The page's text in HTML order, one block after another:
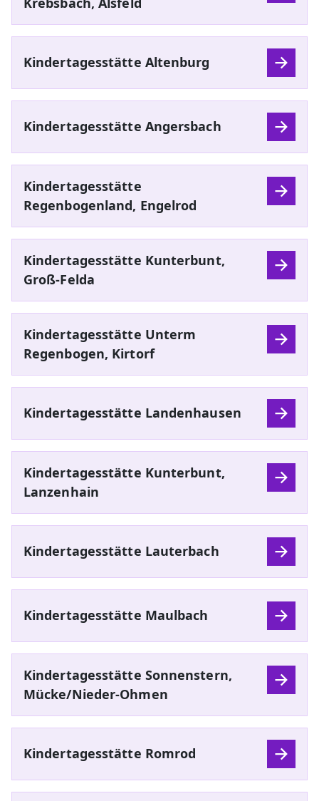
Kindertagesstätte Altenburg
Kindertagesstätte Angersbach
Kindertagesstätte
Regenbogenland, Engelrod
Kindertagesstätte Kunterbunt,
Groß-Felda
Kindertagesstätte Unterm
Regenbogen, Kirtorf
Kindertagesstätte Landenhausen
Kindertagesstätte Kunterbunt,
Lanzenhain
Kindertagesstätte Lauterbach
Kindertagesstätte Maulbach
Kindertagesstätte Sonnenstern,
Mücke/Nieder-Ohmen
Kindertagesstätte Romrod